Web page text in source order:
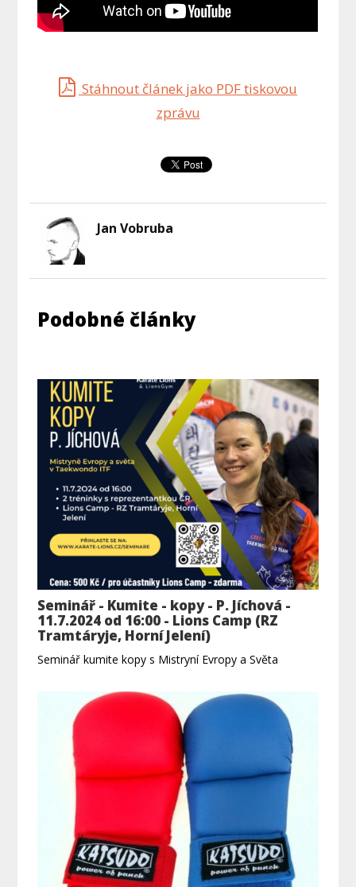
Stáhnout článek jako PDF tiskovou
zprávu
Jan Vobruba
Podobné články
Seminář - Kumite - kopy - P. Jíchová -
11.7.2024 od 16:00 - Lions Camp (RZ
Tramtáryje, Horní Jelení)
Seminář kumite kopy s Mistryní Evropy a Světa